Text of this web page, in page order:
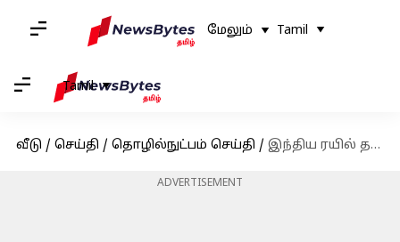
மேலும் Tamil
Tamil
வீடு / செய்தி / தொழில்நுட்பம் செய்தி / இந்திய ரயில் தபால், வீடு தேடி பார்சல் பெற்றுக்கொள்ளும் சேவை
ADVERTISEMENT